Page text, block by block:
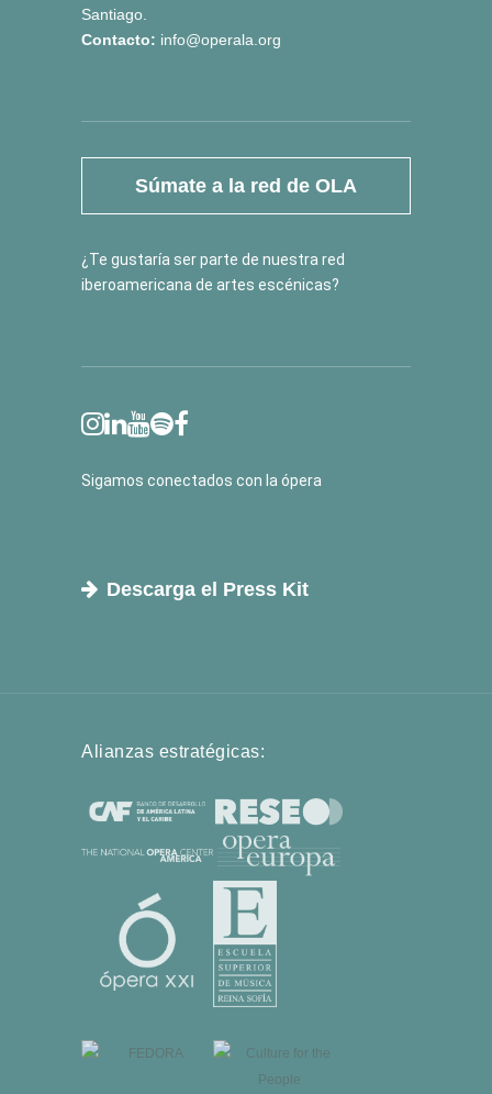
Santiago.
Contacto: info@operala.org
Súmate a la red de OLA
¿Te gustaría ser parte de nuestra red
iberoamericana de artes escénicas?
Sigamos conectados con la ópera
Descarga el Press Kit
Alianzas estratégicas: